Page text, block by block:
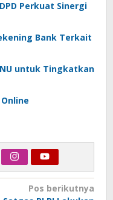
Perkuat Sinergi
Bank Terkait
untuk Tingkatkan
Pos berikutnya